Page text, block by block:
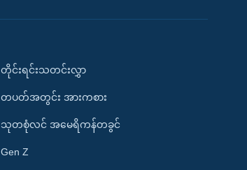
တိုင်းရင်းသတင်းလွှာ
တပတ်အတွင်း အားကစား
သုတစုံလင် အမေရိကန်တခွင်
Gen Z